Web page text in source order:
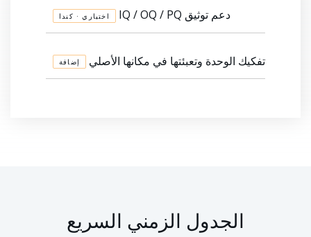
دعم توثيق IQ / OQ / PQ اختياري · كندا
تفكيك الوحدة وتعبئتها في مكانها الأصلي إضافة
الجدول الزمني السريع